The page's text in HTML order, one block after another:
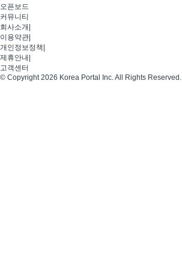
오픈보드
커뮤니티
회사소개
이용약관
개인정보정책
제휴안내
고객센터
© Copyright 2026 Korea Portal Inc. All Rights Reserved.